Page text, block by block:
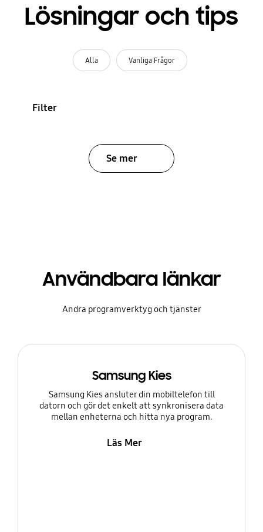
Lösningar och tips
Alla Vanliga Frågor
Filter
Se mer
Användbara länkar
Andra programverktyg och tjänster
Samsung Kies
Samsung Kies ansluter din mobiltelefon till
datorn och gör det enkelt att synkronisera data
mellan enheterna och hitta nya program.
Läs Mer